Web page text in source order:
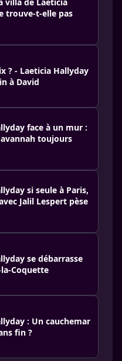
villa de Laeticia
trouve-t-elle pas
? - Laeticia Hallyday
à David
face à un mur :
toujours
si seule à Paris,
Jalil Lespert pèse
se débarrasse
Coquette
: Un cauchemar
fin ?